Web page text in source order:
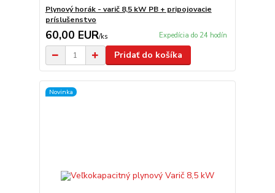
Plynový horák - varič 8,5 kW PB + pripojovacie
príslušenstvo
60,00 EUR/ks Expedícia do 24 hodín
Pridať do košíka
Novinka